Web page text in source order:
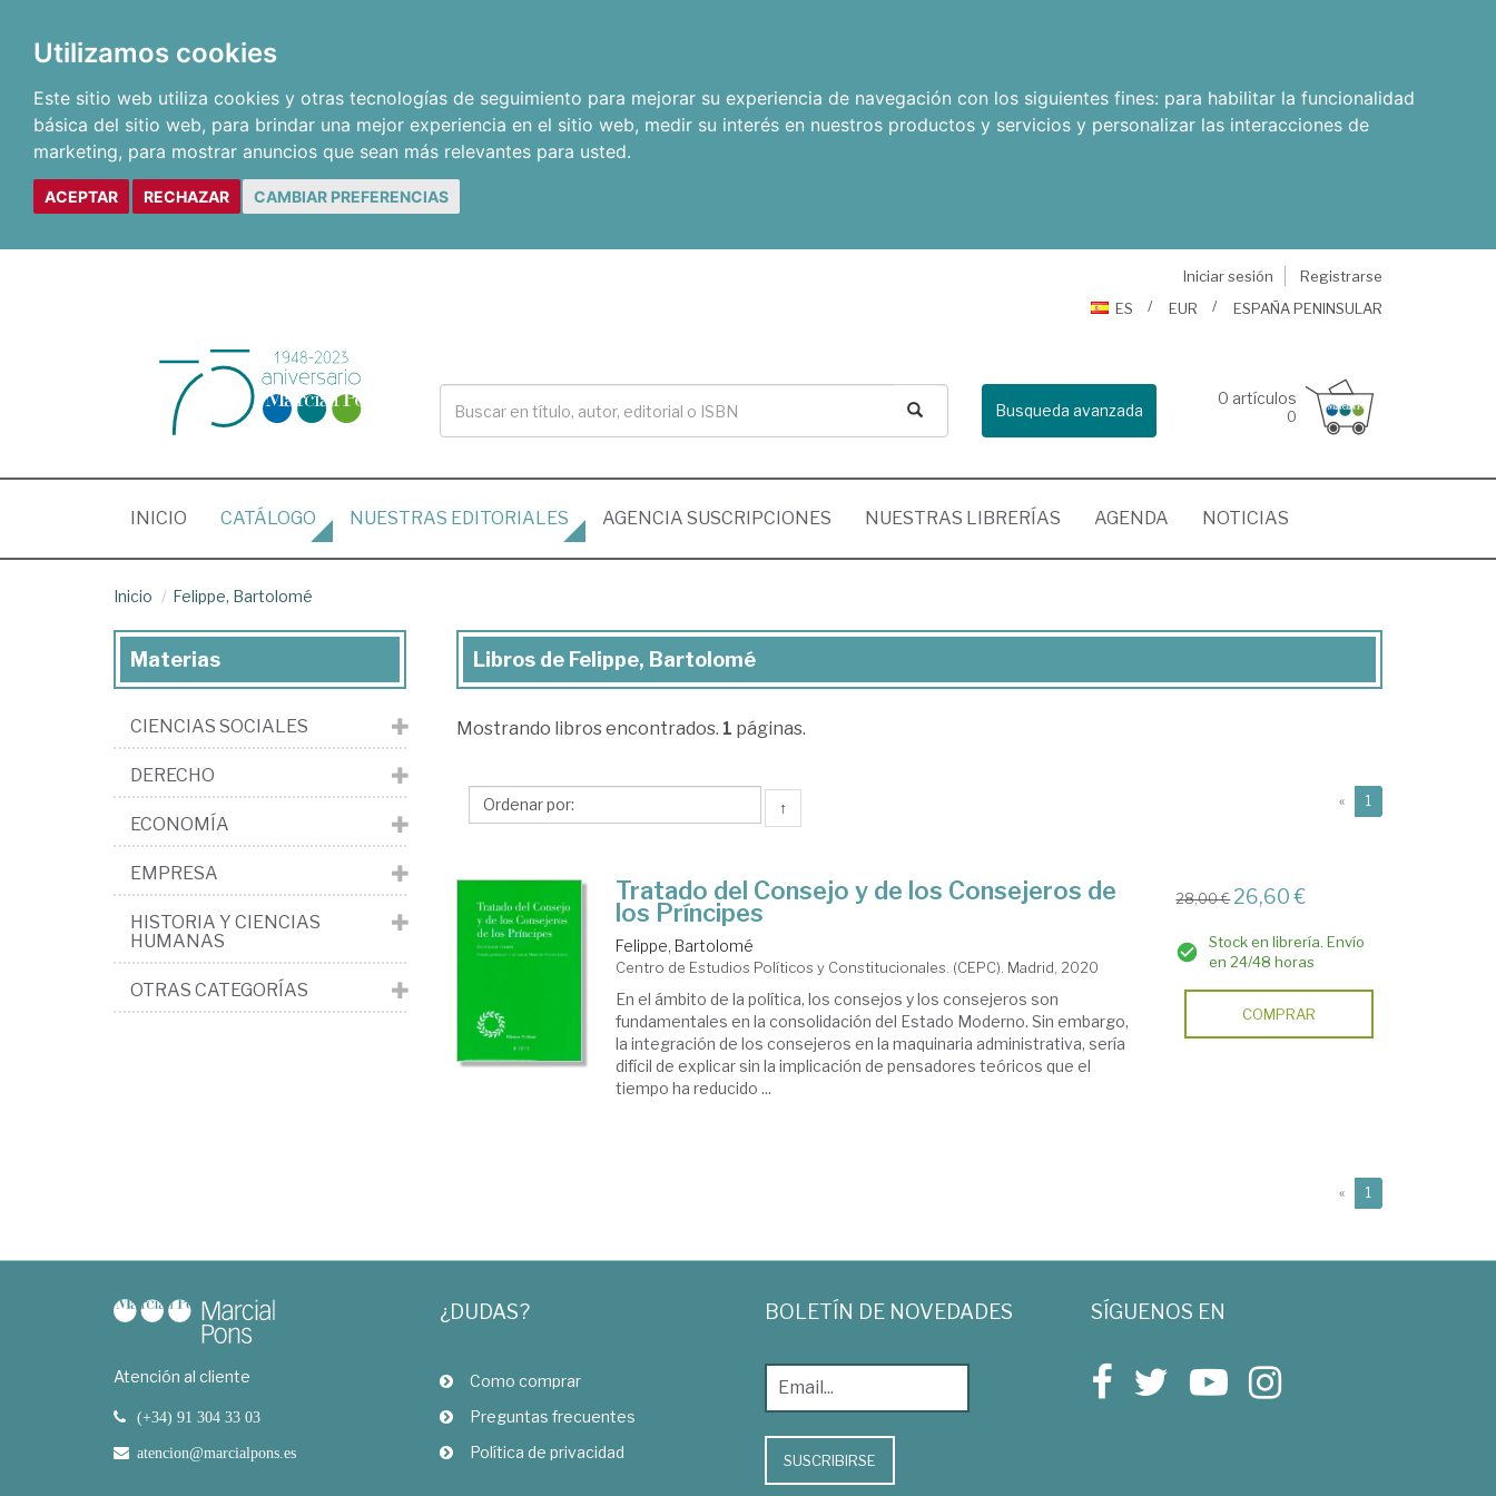
Utilizamos cookies
Este sitio web utiliza cookies y otras tecnologías de seguimiento para mejorar su experiencia de navegación con los siguientes fines: para habilitar la funcionalidad
básica del sitio web, para brindar una mejor experiencia en el sitio web, medir su interés en nuestros productos y servicios y personalizar las interacciones de
marketing, para mostrar anuncios que sean más relevantes para usted.
ACEPTAR RECHAZAR CAMBIAR PREFERENCIAS
Iniciar sesión
Registrarse
ES
EUR ESPAÑA PENINSULAR
Busqueda avanzada
0 artículos
0
INICIO (CURRENT)
CATÁLOGO NUESTRAS EDITORIALES AGENCIA SUSCRIPCIONES NUESTRAS LIBRERÍAS AGENDA NOTICIAS
Inicio Felippe, Bartolomé
Libros
Felippe,
Libros de Felippe, Bartolomé
Mostrando libros encontrados. 1 páginas.
↑ « 1
Tratado del Consejo y de los Consejeros de
los Príncipes
Felippe, Bartolomé
Centro de Estudios Políticos y Constitucionales. (CEPC). Madrid, 2020
En el ámbito de la política, los consejos y los consejeros son
fundamentales en la consolidación del Estado Moderno. Sin embargo,
la integración de los consejeros en la maquinaria administrativa, sería
difícil de explicar sin la implicación de pensadores teóricos que el
tiempo ha reducido ...
28,00 € 26,60 €
Stock en librería. Envío
en 24/48 horas
COMPRAR
« 1
Materias
CIENCIAS SOCIALES
DERECHO
ECONOMÍA
EMPRESA
HISTORIA Y CIENCIAS
HUMANAS
OTRAS CATEGORÍAS
Atención al cliente
(+34) 91 304 33 03
atencion@marcialpons.es
¿DUDAS?
Como comprar
Preguntas frecuentes
Política de privacidad
BOLETÍN DE NOVEDADES
SUSCRIBIRSE
SÍGUENOS EN